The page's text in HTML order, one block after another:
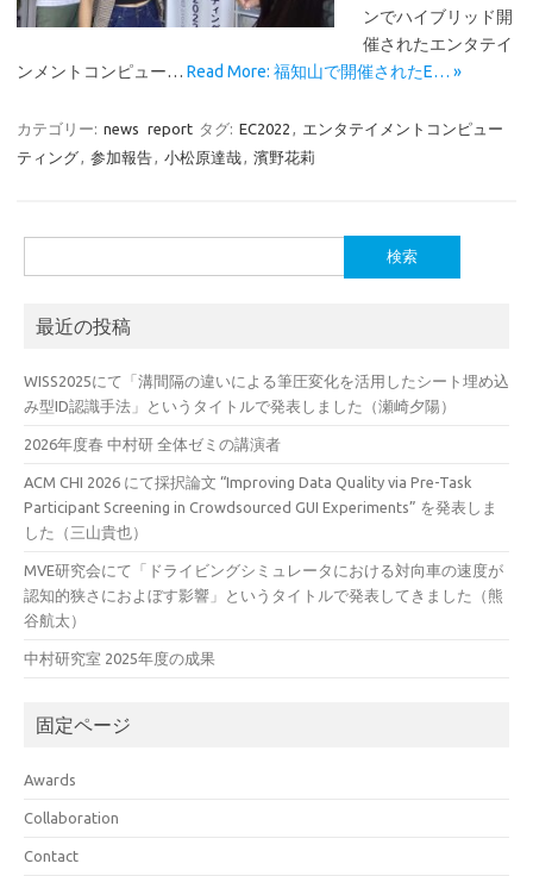
ンでハイブリッド開
催されたエンタテイ
ンメントコンピュー… Read More: 福知山で開催されたE… »
カテゴリー: news report タグ: EC2022 , エンタテイメントコンピュー
ティング, 参加報告, 小松原達哉, 濱野花莉
索:
最近の投稿
WISS2025にて「溝間隔の違いによる筆圧変化を活用したシート埋め込
み型ID認識手法」というタイトルで発表しました（瀬崎夕陽）
2026年度春 中村研 全体ゼミの講演者
ACM CHI 2026 にて採択論文 “Improving Data Quality via Pre-Task
Participant Screening in Crowdsourced GUI Experiments” を発表しま
した（三山貴也）
MVE研究会にて「ドライビングシミュレータにおける対向車の速度が
認知的狭さにおよぼす影響」というタイトルで発表してきました（熊
谷航太）
中村研究室 2025年度の成果
固定ページ
Awards
Collaboration
Contact